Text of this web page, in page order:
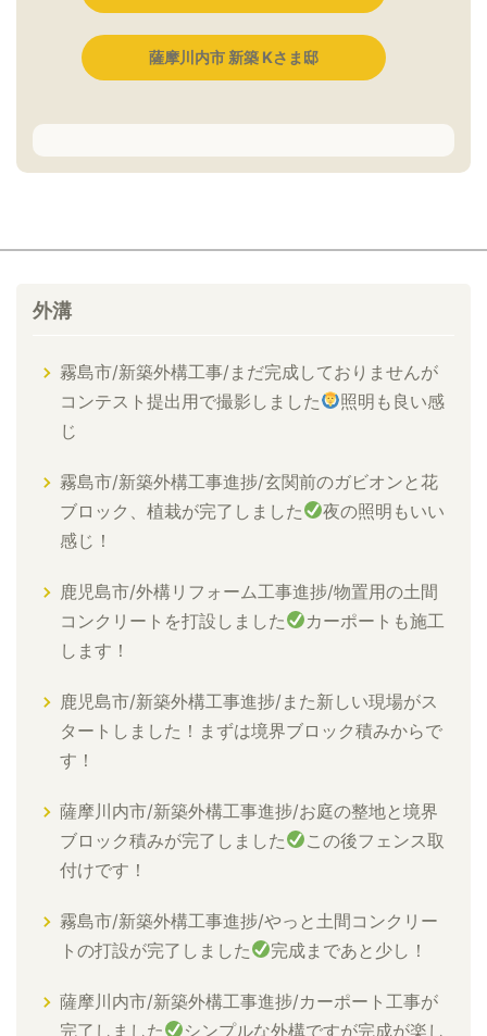
薩摩川内市 新築 Kさま邸
外溝
霧島市/新築外構工事/まだ完成しておりませんが
コンテスト提出用で撮影しました
照明も良い感
じ
霧島市/新築外構工事進捗/玄関前のガビオンと花
ブロック、植栽が完了しました
夜の照明もいい
感じ！
鹿児島市/外構リフォーム工事進捗/物置用の土間
コンクリートを打設しました
カーポートも施工
します！
鹿児島市/新築外構工事進捗/また新しい現場がス
タートしました！まずは境界ブロック積みからで
す！
薩摩川内市/新築外構工事進捗/お庭の整地と境界
ブロック積みが完了しました
この後フェンス取
付けです！
霧島市/新築外構工事進捗/やっと土間コンクリー
トの打設が完了しました
完成まであと少し！
薩摩川内市/新築外構工事進捗/カーポート工事が
完了しました
シンプルな外構ですが完成が楽し